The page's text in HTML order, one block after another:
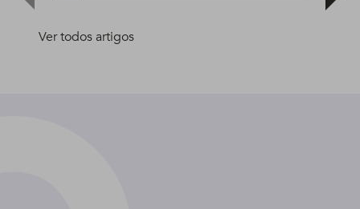
Ver todos artigos